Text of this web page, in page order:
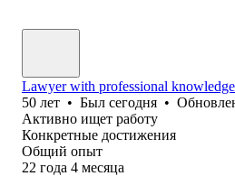
Lawyer with professional
50 лет • Был сегодня •
Активно ищет работу
Конкретные достижения
Общий опыт
22 года 4 месяца